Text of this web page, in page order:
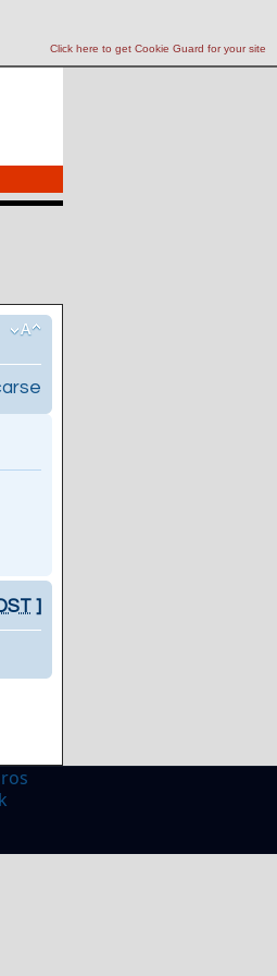
Click here to get Cookie Guard for your site
]